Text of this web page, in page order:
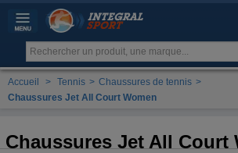
Accueil > Tennis > Chaussures de tennis >
Chaussures Jet All Court Women
Chaussures Jet All Court